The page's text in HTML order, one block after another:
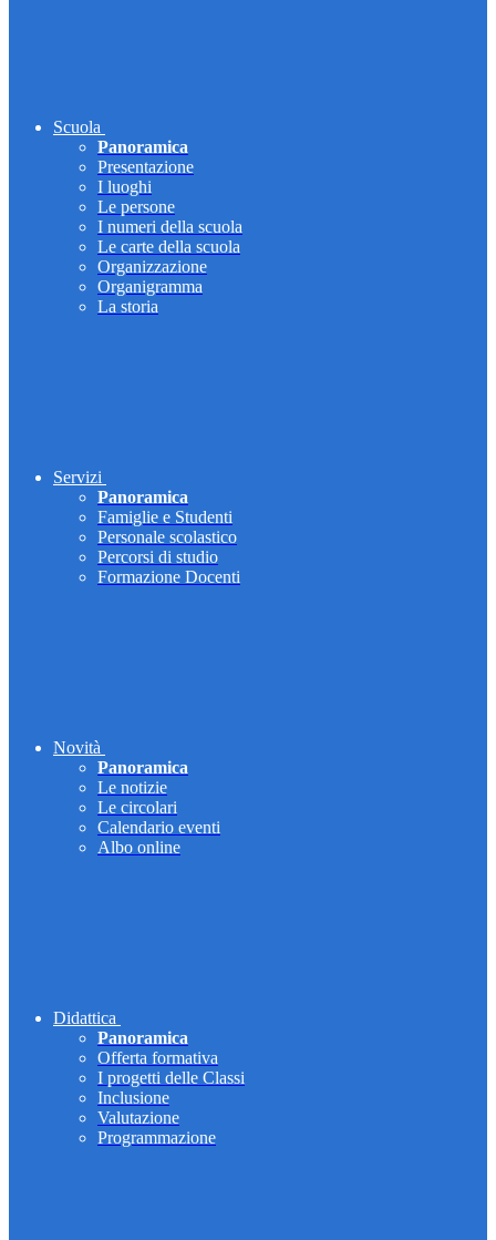
Scuola
Panoramica
Presentazione
I luoghi
Le persone
I numeri della scuola
Le carte della scuola
Organizzazione
Organigramma
La storia
Servizi
Panoramica
Famiglie e Studenti
Personale scolastico
Percorsi di studio
Formazione Docenti
Novità
Panoramica
Le notizie
Le circolari
Calendario eventi
Albo online
Didattica
Panoramica
Offerta formativa
I progetti delle Classi
Inclusione
Valutazione
Programmazione